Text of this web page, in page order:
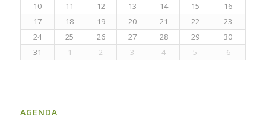
10
11 12 13 14 15
16
17
18 19 20 21 22
23
24
25 26 27 28 29
30
31
1 2 3 4 5 6
AGENDA